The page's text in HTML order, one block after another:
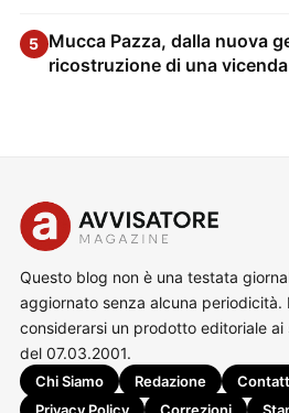
5 Mucca Pazza, dalla nuova
ricostruzione di una
Questo blog non è una testata
aggiornato senza alcuna periodicità.
considerarsi un prodotto editoriale
del 07.03.2001.
Chi Siamo Redazione